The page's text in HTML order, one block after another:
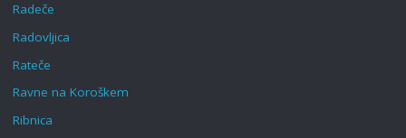
Radeče
Radovljica
Rateče
Ravne na Koroškem‎
Ribnica